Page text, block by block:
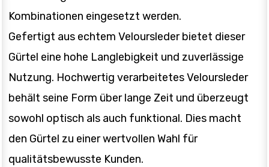
Kombinationen eingesetzt werden.
Gefertigt aus echtem Veloursleder bietet dieser
Gürtel eine hohe Langlebigkeit und zuverlässige
Nutzung. Hochwertig verarbeitetes Veloursleder
behält seine Form über lange Zeit und überzeugt
sowohl optisch als auch funktional. Dies macht
den Gürtel zu einer wertvollen Wahl für
qualitätsbewusste Kunden.